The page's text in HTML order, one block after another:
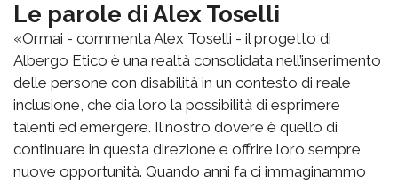
Le parole di Alex Toselli
«Ormai - commenta Alex Toselli - il progetto di
Albergo Etico è una realtà consolidata nell’inserimento
delle persone con disabilità in un contesto di reale
inclusione, che dia loro la possibilità di esprimere
talenti ed emergere. Il nostro dovere è quello di
continuare in questa direzione e offrire loro sempre
nuove opportunità. Quando anni fa ci immaginammo